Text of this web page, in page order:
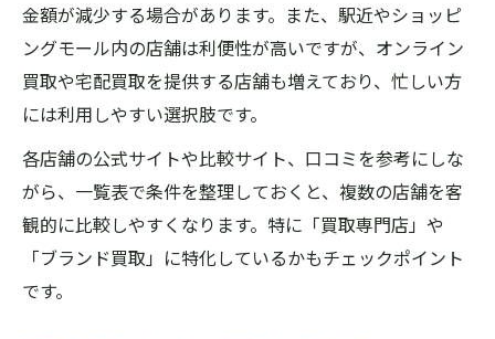
金額が減少する場合があります。また、駅近やショッピ
ングモール内の店舗は利便性が高いですが、オンライン
買取や宅配買取を提供する店舗も増えており、忙しい方
には利用しやすい選択肢です。
各店舗の公式サイトや比較サイト、口コミを参考にしな
がら、一覧表で条件を整理しておくと、複数の店舗を客
観的に比較しやすくなります。特に「買取専門店」や
「ブランド買取」に特化しているかもチェックポイント
です。